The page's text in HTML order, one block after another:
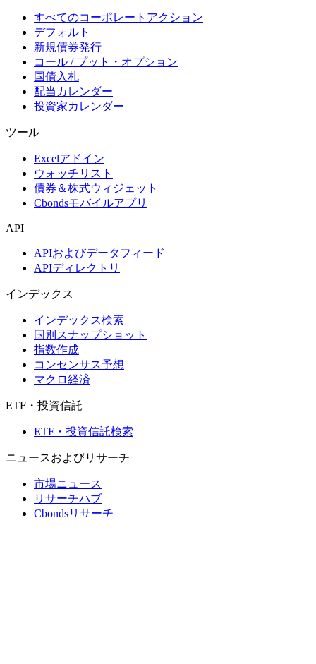
すべてのコーポレートアクション
デフォルト
新規債券発行
コール / プット・オプション
国債入札
配当カレンダー
投資家カレンダー
ツール
Excelアドイン
ウォッチリスト
債券＆株式ウィジェット
Cbondsモバイルアプリ
API
APIおよびデータフィード
APIディレクトリ
インデックス
インデックス検索
国別スナップショット
指数作成
コンセンサス予想
マクロ経済
ETF・投資信託
ETF・投資信託検索
ニュースおよびリサーチ
市場ニュース
リサーチハブ
Cbondsリサーチ